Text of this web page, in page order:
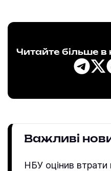
Читайте більше
Важливі
НБУ оцінив втрати